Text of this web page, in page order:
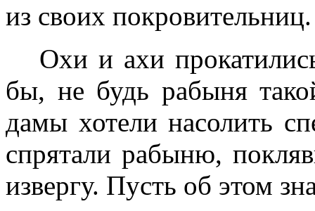
из своих покровительниц.
Охи и ахи
бы, не будь рабыня
дамы хотели насолить
спрятали рабыню,
извергу. Пусть об этом